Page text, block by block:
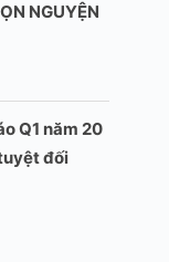
NGUYỆN
Q1 năm 20
đối